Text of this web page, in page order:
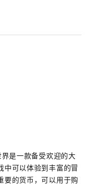
是一款备受欢迎的大
中可以体验到丰富的冒
要的货币，可以用于购